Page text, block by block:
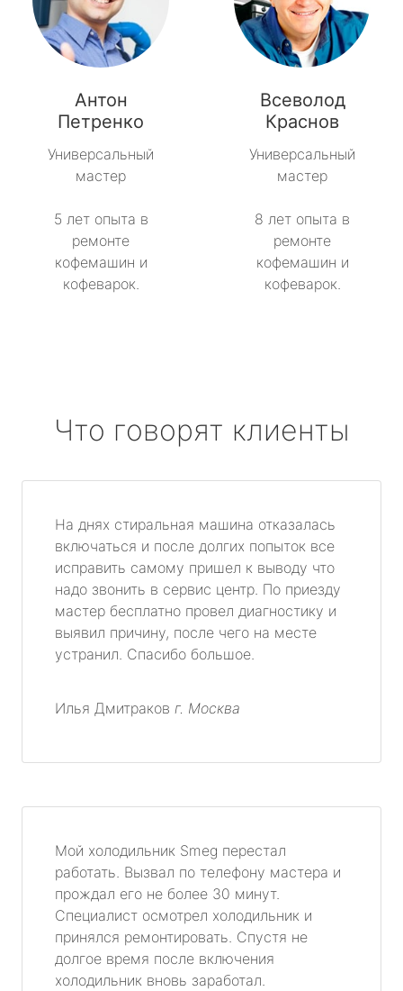
Антон
Петренко
Универсальный
мастер
5 лет опыта в
ремонте
кофемашин и
кофеварок.
Всеволод
Краснов
Универсальный
мастер
8 лет опыта в
ремонте
кофемашин и
кофеварок.
Что говорят клиенты
На днях стиральная машина отказалась
включаться и после долгих попыток все
исправить самому пришел к выводу что
надо звонить в сервис центр. По приезду
мастер бесплатно провел диагностику и
выявил причину, после чего на месте
устранил. Спасибо большое.
Илья Дмитраков г. Москва
Мой холодильник Smeg перестал
работать. Вызвал по телефону мастера и
прождал его не более 30 минут.
Специалист осмотрел холодильник и
принялся ремонтировать. Спустя не
долгое время после включения
холодильник вновь заработал.